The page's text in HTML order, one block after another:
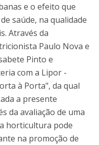
e o efeito que
saúde, na qualidade
Através da
Paulo Nova e
Pinto e
com a Lipor -
à Porta", da qual
a presente
da avaliação de uma
horticultura pode
na promoção de